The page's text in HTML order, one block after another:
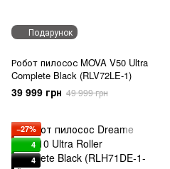
Подарунок
Робот пилосос MOVA V50 Ultra
Complete Black (RLV72LE-1)
39 999 грн 49 999 грн
−27%
4
4